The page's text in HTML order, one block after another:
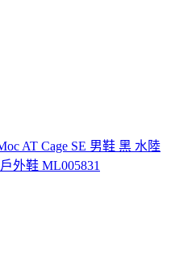
AT Cage SE 男鞋 黑 水陸
外鞋 ML005831